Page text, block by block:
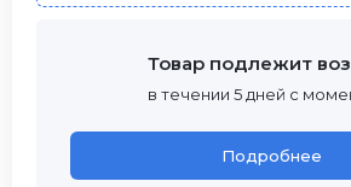
Товар подлежит
в течении 5 дней с
Подробнее